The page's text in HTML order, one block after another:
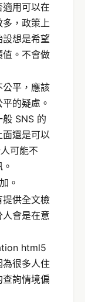
用可以在
，政策上
設想是希望
值。不會做
公平，應該
的疑慮。
SNS 的
還是可以
可能不
。
提供全文檢
會是在意
html5
為很多人住
詢情境偏